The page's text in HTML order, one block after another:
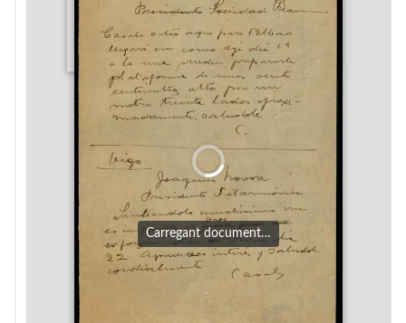
Carregant document…